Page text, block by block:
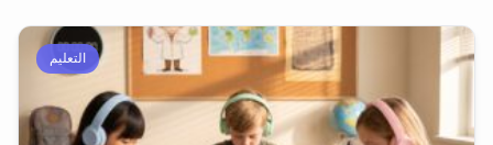
التعليم